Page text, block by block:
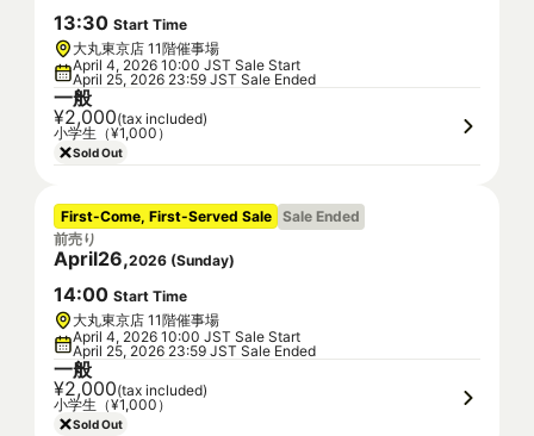
13:30 Start Time
大丸東京店 11階催事場
April 4, 2026 10:00 JST Sale Start
April 25, 2026 23:59 JST Sale Ended
一般
¥2,000(tax included)
小学生（¥1,000）
Sold Out
First-Come, First-Served Sale Sale Ended
前売り
April26,2026 (Sunday)
14:00 Start Time
大丸東京店 11階催事場
April 4, 2026 10:00 JST Sale Start
April 25, 2026 23:59 JST Sale Ended
一般
¥2,000(tax included)
小学生（¥1,000）
Sold Out